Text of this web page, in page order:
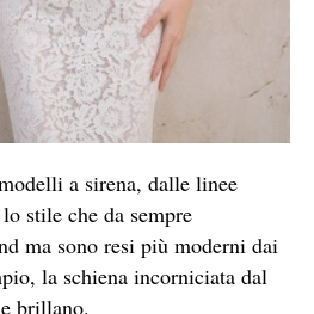
a sirena, dalle linee
stile che da sempre
ma sono resi più moderni dai
la schiena incorniciata dal
brillano.